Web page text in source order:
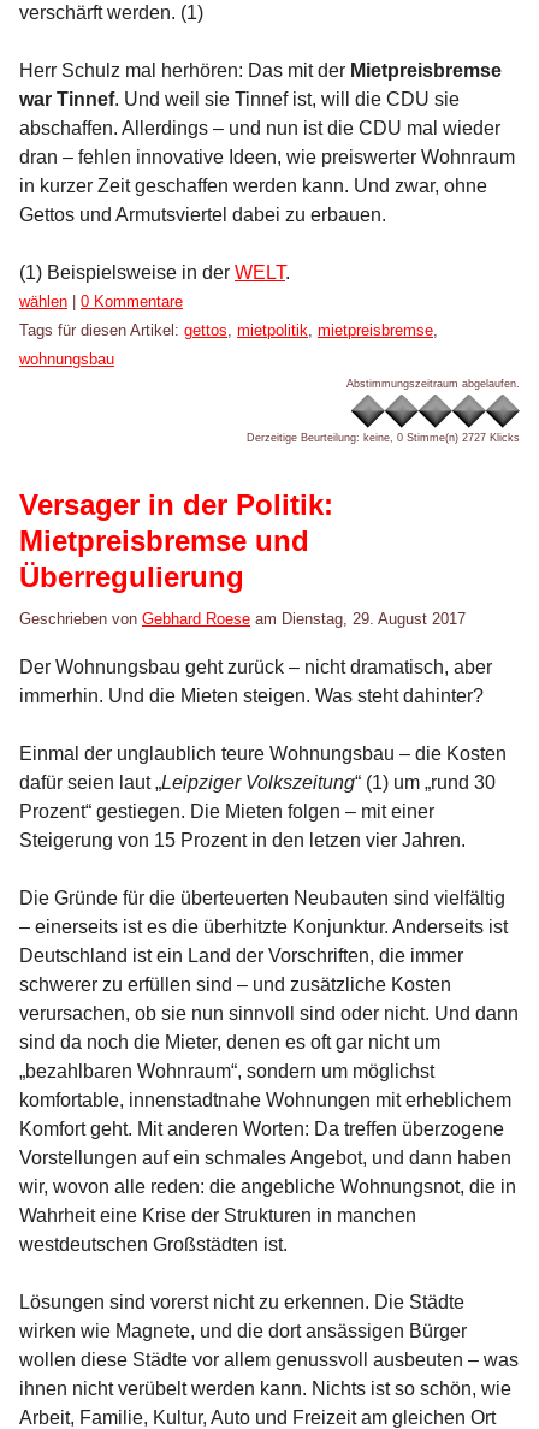
verschärft werden. (1)
Herr Schulz mal herhören: Das mit der Mietpreisbremse
war Tinnef. Und weil sie Tinnef ist, will die CDU sie
abschaffen. Allerdings – und nun ist die CDU mal wieder
dran – fehlen innovative Ideen, wie preiswerter Wohnraum
in kurzer Zeit geschaffen werden kann. Und zwar, ohne
Gettos und Armutsviertel dabei zu erbauen.
(1) Beispielsweise in der WELT.
Kategorien:
wählen
0 Kommentare
Tags für diesen Artikel: gettos mietpolitik mietpreisbremse
wohnungsbau
Abstimmungszeitraum abgelaufen.
Derzeitige Beurteilung: keine, 0 Stimme(n) 2727 Klicks
Versager in der Politik:
Mietpreisbremse und
Überregulierung
Geschrieben von Gebhard Roese am Dienstag, 29. August 2017
Der Wohnungsbau geht zurück – nicht dramatisch, aber
immerhin. Und die Mieten steigen. Was steht dahinter?
Einmal der unglaublich teure Wohnungsbau – die Kosten
dafür seien laut „Leipziger Volkszeitung“ (1) um „rund 30
Prozent“ gestiegen. Die Mieten folgen – mit einer
Steigerung von 15 Prozent in den letzen vier Jahren.
Die Gründe für die überteuerten Neubauten sind vielfältig
– einerseits ist es die überhitzte Konjunktur. Anderseits ist
Deutschland ist ein Land der Vorschriften, die immer
schwerer zu erfüllen sind – und zusätzliche Kosten
verursachen, ob sie nun sinnvoll sind oder nicht. Und dann
sind da noch die Mieter, denen es oft gar nicht um
„bezahlbaren Wohnraum“, sondern um möglichst
komfortable, innenstadtnahe Wohnungen mit erheblichem
Komfort geht. Mit anderen Worten: Da treffen überzogene
Vorstellungen auf ein schmales Angebot, und dann haben
wir, wovon alle reden: die angebliche Wohnungsnot, die in
Wahrheit eine Krise der Strukturen in manchen
westdeutschen Großstädten ist.
Lösungen sind vorerst nicht zu erkennen. Die Städte
wirken wie Magnete, und die dort ansässigen Bürger
wollen diese Städte vor allem genussvoll ausbeuten – was
ihnen nicht verübelt werden kann. Nichts ist so schön, wie
Arbeit, Familie, Kultur, Auto und Freizeit am gleichen Ort